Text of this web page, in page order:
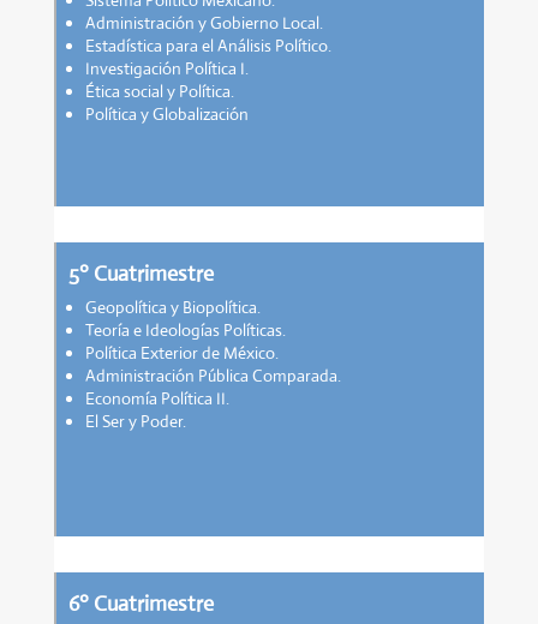
Administración y Gobierno Local.
Estadística para el Análisis Político.
Investigación Política I.
Ética social y Política.
Política y Globalización
5º Cuatrimestre
Geopolítica y Biopolítica.
Teoría e Ideologías Políticas.
Política Exterior de México.
Administración Pública Comparada.
Economía Política II.
El Ser y Poder.
6º Cuatrimestre